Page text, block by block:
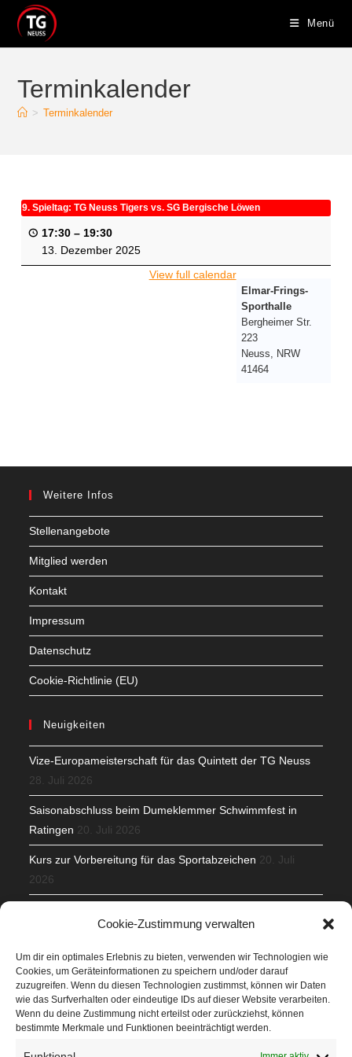
Cookie-Zustimmung verwalten
Um dir ein optimales Erlebnis zu bieten, verwenden wir Technologien wie
Cookies, um Geräteinformationen zu speichern und/oder darauf
zuzugreifen. Wenn du diesen Technologien zustimmst, können wir Daten
wie das Surfverhalten oder eindeutige IDs auf dieser Website verarbeiten.
Wenn du deine Zustimmung nicht erteilst oder zurückziehst, können
bestimmte Merkmale und Funktionen beeinträchtigt werden.
Menü
Terminkalender
> Terminkalender
9. Spieltag: TG Neuss Tigers vs. SG Bergische Löwen
17:30 – 19:30
13. Dezember 2025
Elmar-Frings-
Sporthalle
Bergheimer Str.
223
Neuss, NRW
41464
View full calendar
Weitere Infos
Stellenangebote
Mitglied werden
Kontakt
Impressum
Datenschutz
Cookie-Richtlinie (EU)
Neuigkeiten
Vize-Europameisterschaft für das Quintett der TG Neuss
28. Juli 2026
Saisonabschluss beim Dumeklemmer Schwimmfest in
Ratingen 20. Juli 2026
Kurs zur Vorbereitung für das Sportabzeichen 20. Juli
2026
Veranstaltungen
Höffner Run